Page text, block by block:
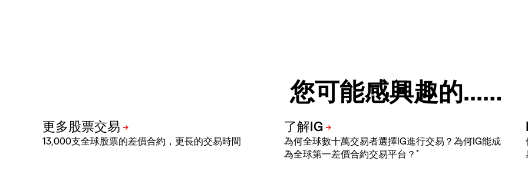
您可能感興趣的...…
13,000支全球股票的差價合約，更長的交易時間
為何全球數十萬交易者選擇IG進行交易？為何IG能成
為全球第一差價合約交易平台？ *